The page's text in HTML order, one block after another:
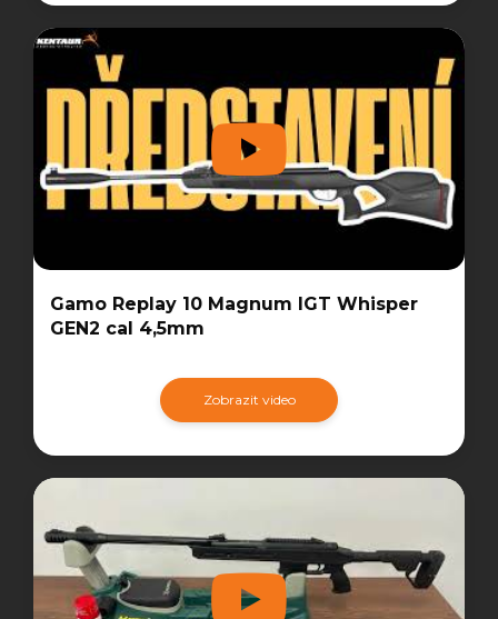
Gamo Replay 10 Magnum IGT Whisper
GEN2 cal 4,5mm
Zobrazit video